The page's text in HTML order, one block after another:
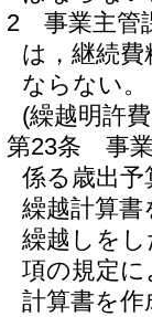
2
事業主管
は，継続
ならない。
(繰越明許
第23条
事
係る歳出
繰越計算
繰越しを
項の規定
計算書を作